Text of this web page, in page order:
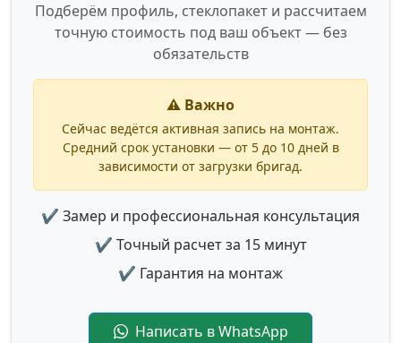
Подберём профиль, стеклопакет и рассчитаем
точную стоимость под ваш объект — без
обязательств
⚠️ Важно
Сейчас ведётся активная запись на монтаж.
Средний срок установки — от 5 до 10 дней в
зависимости от загрузки бригад.
✔ Замер и профессиональная консультация
✔ Точный расчет за 15 минут
✔ Гарантия на монтаж
Написать в WhatsApp